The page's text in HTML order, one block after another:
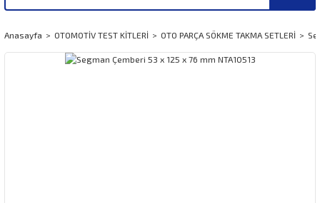
Anasayfa OTOMOTİV TEST KİTLERİ OTO PARÇA SÖKME TAKMA SETLERİ